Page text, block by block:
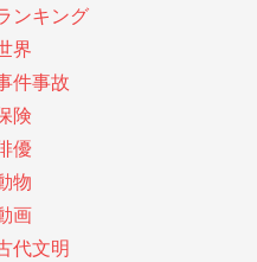
ンキング
界
件事故
険
優
物
画
代文明